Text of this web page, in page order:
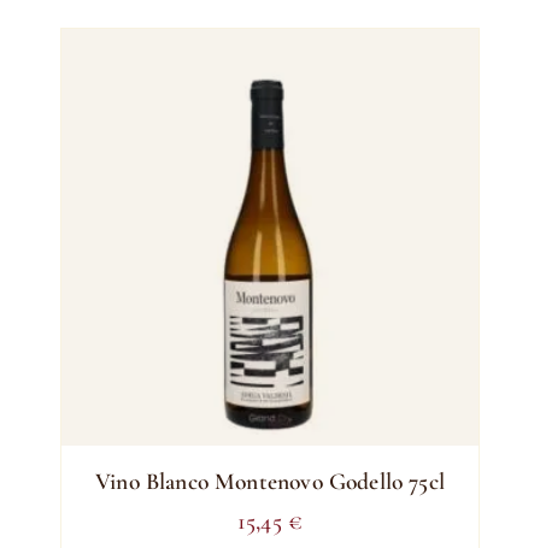
Vino Blanco Montenovo Godello 75cl
15,45 €